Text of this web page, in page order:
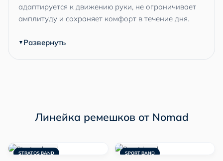
адаптируется к движению руки, не ограничивает
амплитуду и сохраняет комфорт в течение дня.
Развернуть
Линейка ремешков от Nomad
STRATOS BAND SPORT BAND